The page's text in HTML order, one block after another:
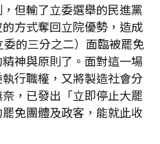
但輸了立委選舉的民進黨
方式奪回立院優勢，造成
的三分之二）面臨被罷免
神與原則了。面對這一場
行職權，又將製造社會分
，已發出「立即停止大罷
免團體及政客，能就此收